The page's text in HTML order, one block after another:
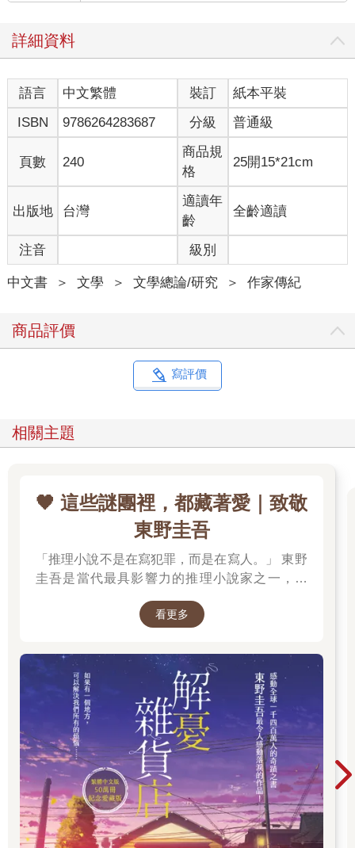
如岳飛將軍千古流傳的名句所說──「靖康恥，猶未雪；臣子恨，
時光流轉，十三年轉瞬而逝，山東歷城縣，這原本屬於北宋
的領土早已掛在了金朝扶植建立的傀儡政權──偽齊的名下。五月
十一日，伴隨著一聲嬰兒的啼哭，一代詞壇名家、豪放派詞祖辛
棄疾便在這座不起眼的小縣城裡呱呱墜地了。
很難想像，這個在金朝疆域誕生的孩子，日後會起兵反金，
率軍南渡，最終成為南宋的股肱之臣。很難想像，這個在金朝長
大的孩子，日後會寫下無數期盼收拾山河的辭章，光耀詞史。
這一切的緣由，都必須向著辛棄疾出生時、旁邊那個略顯蒼
老，卻極為硬朗的身影去追尋了。看著孫子的順利出生，爺爺辛
贊不禁咧嘴樂開了花，眼中常駐的那抹惆悵，稀了一些。辛棄疾
為濟南辛氏，他的家世可算不凡。根據辛氏的〈世系表〉中記
載，辛棄疾的祖上為殷商至周朝的辛甲。從商至宋，一千多年
是為數不少，也算得上是官宦世家了。對於辛棄疾榮耀的家世，
宋人羅願曾在〈送辛殿撰自江西提刑移京西漕〉中寫道：
辛氏世多賢，一姓古所誇。
太史善箴闕，伊川知辭華。
亦有救折檻，叩頭當殿衙。
英風雜文武，公獨可肩差。
史辛甲善於進諫。「誰歟立軍門？杖節來要遮」，說的是西漢將
領辛慶忌英勇善戰。「亦有救折檻，叩頭當殿衙」，說的則是三
國時曹魏的大臣辛毗高風亮節，不向權貴折腰。羅願這是在歷數
辛棄疾的父親叫辛文郁，在辛棄疾南歸宋朝前就已經去世，
後來被南宋追贈為中散大夫。母親孫氏則跟隨辛棄疾南歸，後被
封為令人。「令人」是宋朝婦女的封號，被封之後可享受禮節上
辛棄疾，字幼安，他的名字「棄疾」，可能是幼年身體欠
佳，父母希望他能健康成長，因此取了這個名字。說來，這名字
的寓意倒是和西漢名將霍去病十分相似。
關於辛棄疾的童年，史料並沒有多少記載。如今僅能在辛棄
疾的詩詞之中，一探那養育了一代詞人的山明水秀。
詳細資料
語言 中文繁體 裝訂
紙本平裝
ISBN
9786264283687 分級 普通級
頁數 240
商品規
格
25開15*21cm
出版地 台灣
適讀年
齡
全齡適讀
注音 級別
中文書 ＞ 文學 ＞ 文學總論/研究 ＞ 作家傳紀
商品評價
寫評價
相關主題
🖤 這些謎團裡，都藏著愛｜致敬
東野圭吾
「推理小說不是在寫犯罪，而是在寫人。」 東野
圭吾是當代最具影響力的推理小說家之一，自
年間創作超過百部作品，留下《白夜行》、《嫌
憂雜貨店》等無數經典，陪伴一代又一代讀者，
也讓推理小說跨越了類型文學的界線。 在他的故
事裡，推理從來不是終點。每一樁案件的背後，
都藏著人性的幽微、親情的牽絆、愛情的遺憾，
以及對生命最深刻的凝視。當真相揭曉的那一
刻，留在讀者心中的，往往不是兇手是誰，而是
那些無法言說的情感。
看更多